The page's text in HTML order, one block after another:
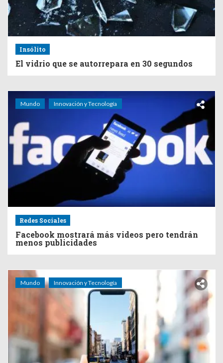
Insólito
El vidrio que se autorrepara en 30 segundos
Mundo Innovación y Tecnología
Redes Sociales
Facebook mostrará más videos pero tendrán
menos publicidades
Mundo Innovación y Tecnología